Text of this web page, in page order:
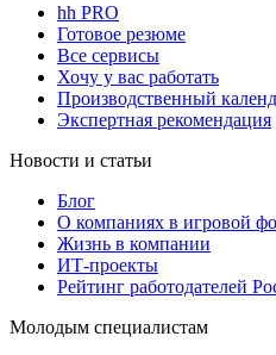
hh PRO
Готовое резюме
Все сервисы
Хочу у вас работать
Производственный
Экспертная рекомендация
Новости и статьи
Блог
О компаниях в игровой
Жизнь в компании
ИТ-проекты
Рейтинг работодателей
Молодым специалистам